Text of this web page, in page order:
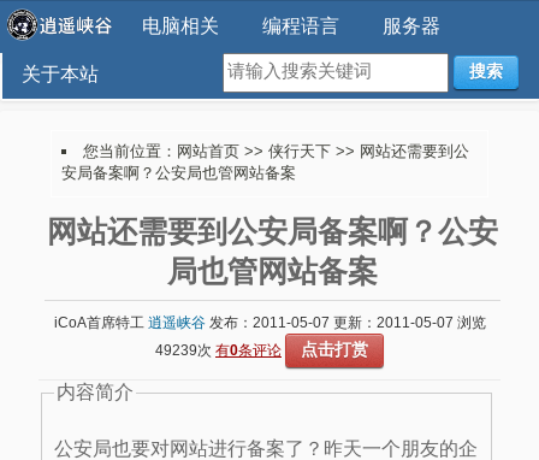
电脑相关 编程语言 服务器
关于本站 搜索
您当前位置： 网站首页 >> 侠行天下 >> 网站还需要到公
安局备案啊？公安局也管网站备案
网站还需要到公安局备案啊？公安
局也管网站备案
iCoA首席特工 逍遥峡谷发布：2011-05-07 更新：2011-05-07 浏览
49239次 有0条评论 点击打赏
内容简介
公安局也要对网站进行备案了？昨天一个朋友的企